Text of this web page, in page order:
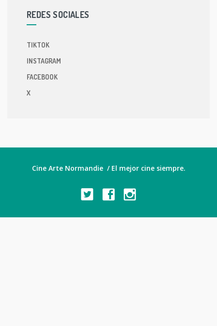
REDES SOCIALES
TIKTOK
INSTAGRAM
FACEBOOK
X
Cine Arte Normandie / El mejor cine siempre.